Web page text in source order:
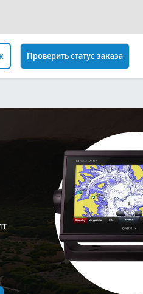
Проверить статус заказа